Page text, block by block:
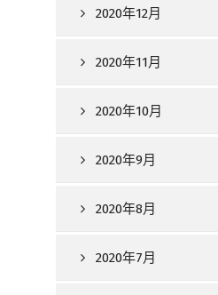
2020年12月
2020年11月
2020年10月
2020年9月
2020年8月
2020年7月